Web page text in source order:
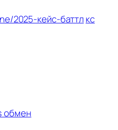
2025-кейс-баттлкс
обмен